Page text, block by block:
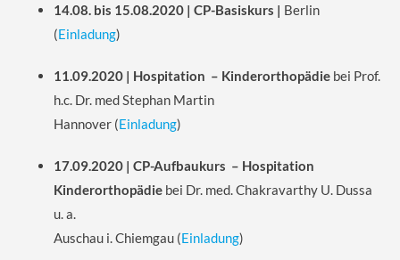
14.08. bis 15.08.2020 | CP-Basiskurs | Berlin
(Einladung)
11.09.2020 | Hospitation – Kinderorthopädie bei Prof.
h.c. Dr. med Stephan Martin
Hannover (Einladung)
17.09.2020 | CP-Aufbaukurs – Hospitation
Kinderorthopädie bei Dr. med. Chakravarthy U. Dussa
u. a.
Auschau i. Chiemgau (Einladung)